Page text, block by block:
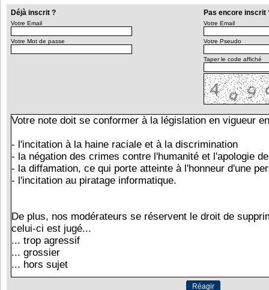
Déjà inscrit ? Pas encore inscrit
Votre Email
Votre Mot de passe
Votre Email
Votre Pseudo
Taper le code affiché